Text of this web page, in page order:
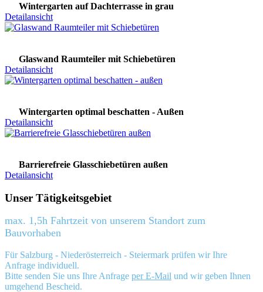
Wintergarten auf Dachterrasse in grau
Detailansicht
Glaswand Raumteiler mit Schiebetüren
Detailansicht
Wintergarten optimal beschatten - Außen
Detailansicht
Barrierefreie Glasschiebetüren außen
Detailansicht
Unser Tätigkeitsgebiet
max. 1,5h Fahrtzeit von unserem Standort zum
Bauvorhaben
Für Salzburg - Niederösterreich - Steiermark prüfen wir Ihre
Anfrage individuell.
Bitte senden Sie uns Ihre Anfrage per E-Mail und wir geben Ihnen
umgehend Bescheid.